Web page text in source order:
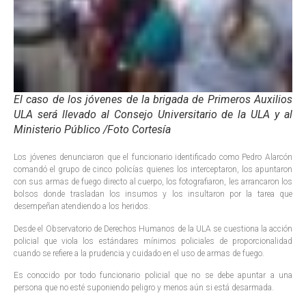
El caso de los jóvenes de la brigada de Primeros Auxilios
ULA será llevado al Consejo Universitario de la ULA y al
Ministerio Público /Foto Cortesía
Los jóvenes denunciaron que el funcionario identificado como Pedro Alarcón
comandó el grupo de cinco policías quienes los interceptaron, los apuntaron
con sus armas de fuego directo al cuerpo, los fotografiaron, les arrancaron los
bolsos donde trasladan los insumos y los insultaron por la tarea que
desempeñan atendiendo a los heridos.
Desde el Observatorio de Derechos Humanos de la ULA se cuestiona la acción
policial que viola los estándares mínimos policiales de proporcionalidad
cuando se refiere a la prudencia y cuidado en el uso de armas de fuego.
Es conocido por todo funcionario policial que no se debe apuntar a una
persona que no esté suponiendo peligro y menos aún si está desarmada.